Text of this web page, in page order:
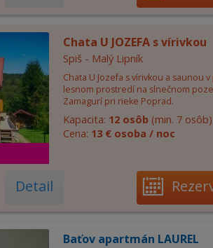
Chata U JOZEFA s vírivkou
Spiš - Malý Lipník
Chata U Jozefa s vírivkou a saunou
lesnom prostredí na slnečnom
Zamagurí pri rieke Poprad.
Kapacita: 12 osôb (min. 7 osôb)
Cena: 13 € osoba / noc
Detail
Baťov apartmán LAUREL